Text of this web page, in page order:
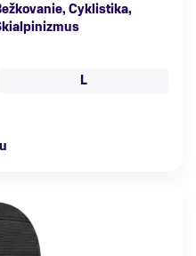
Cyklistika,
L